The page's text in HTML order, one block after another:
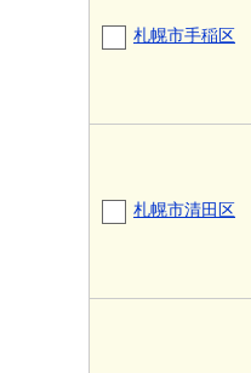
札幌市手稲区
札幌市清田区